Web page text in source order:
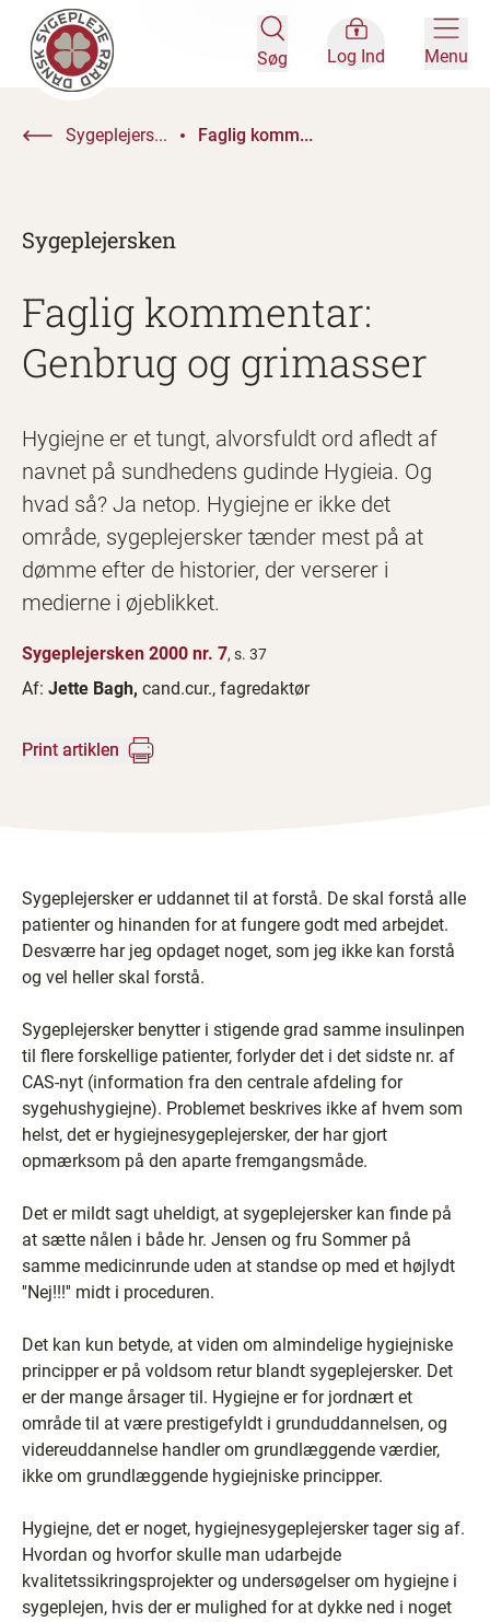
Søg Log Ind Menu
Sygeplejers... Faglig komm...
Sygeplejersken
Faglig kommentar:
Genbrug og grimasser
Hygiejne er et tungt, alvorsfuldt ord afledt af
navnet på sundhedens gudinde Hygieia. Og
hvad så? Ja netop. Hygiejne er ikke det
område, sygeplejersker tænder mest på at
dømme efter de historier, der verserer i
medierne i øjeblikket.
Sygeplejersken 2000 nr. 7, s. 37
Af: Jette Bagh, cand.cur., fagredaktør
Print artiklen
Sygeplejersker er uddannet til at forstå. De skal forstå alle
patienter og hinanden for at fungere godt med arbejdet.
Desværre har jeg opdaget noget, som jeg ikke kan forstå
og vel heller skal forstå.
Sygeplejersker benytter i stigende grad samme insulinpen
til flere forskellige patienter, forlyder det i det sidste nr. af
CAS-nyt (information fra den centrale afdeling for
sygehushygiejne). Problemet beskrives ikke af hvem som
helst, det er hygiejnesygeplejersker, der har gjort
opmærksom på den aparte fremgangsmåde.
Det er mildt sagt uheldigt, at sygeplejersker kan finde på
at sætte nålen i både hr. Jensen og fru Sommer på
samme medicinrunde uden at standse op med et højlydt
''Nej!!!'' midt i proceduren.
Det kan kun betyde, at viden om almindelige hygiejniske
principper er på voldsom retur blandt sygeplejersker. Det
er der mange årsager til. Hygiejne er for jordnært et
område til at være prestigefyldt i grunduddannelsen, og
videreuddannelse handler om grundlæggende værdier,
ikke om grundlæggende hygiejniske principper.
Hygiejne, det er noget, hygiejnesygeplejersker tager sig af.
Hvordan og hvorfor skulle man udarbejde
kvalitetssikringsprojekter og undersøgelser om hygiejne i
sygeplejen, hvis der er mulighed for at dykke ned i noget